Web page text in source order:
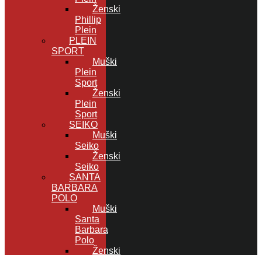
Ženski
Phillip
Plein
PLEIN
SPORT
Muški
Plein
Sport
Ženski
Plein
Sport
SEIKO
Muški
Seiko
Ženski
Seiko
SANTA
BARBARA
POLO
Muški
Santa
Barbara
Polo
Ženski